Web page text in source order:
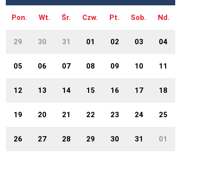
Pon. Wt. Śr. Czw. Pt. Sob. Nd.
29 30 31 01 02 03 04
05 06 07 08 09 10 11
12 13 14 15 16 17 18
19 20 21 22 23 24 25
26 27 28 29 30 31 01